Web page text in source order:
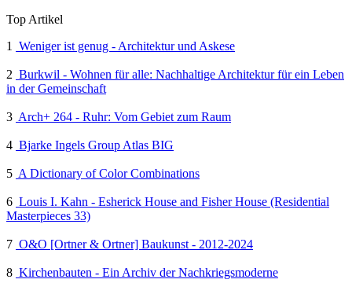
Top Artikel
1
Weniger ist genug - Architektur und Askese
2 Burkwil - Wohnen für alle: Nachhaltige Architektur für ein Leben
in der Gemeinschaft
3 Arch+ 264 - Ruhr: Vom Gebiet zum Raum
4 Bjarke Ingels Group Atlas BIG
5 A Dictionary of Color Combinations
6 Louis I. Kahn - Esherick House and Fisher House (Residential
Masterpieces 33)
7 O&O [Ortner & Ortner] Baukunst - 2012-2024
8 Kirchenbauten - Ein Archiv der Nachkriegsmoderne